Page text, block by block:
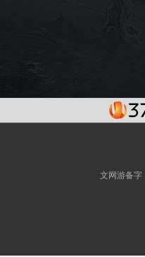
文网游备字